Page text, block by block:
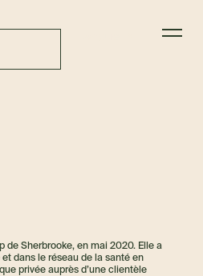
de Sherbrooke, en mai 2020. Elle a
dans le réseau de la santé en
privée auprès d’une clientèle